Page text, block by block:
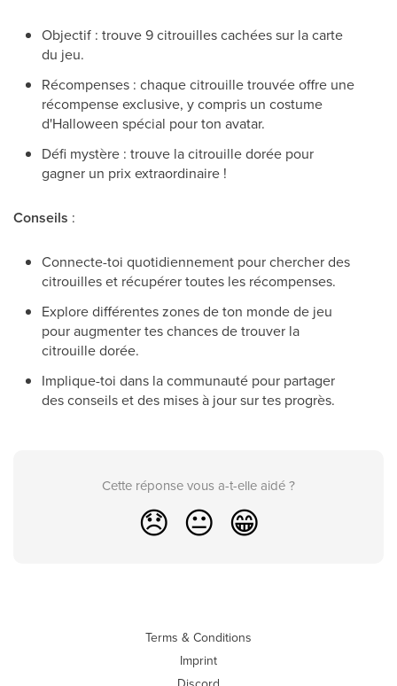
Objectif : trouve 9 citrouilles cachées sur la carte
du jeu.
Récompenses : chaque citrouille trouvée offre une
récompense exclusive, y compris un costume
d'Halloween spécial pour ton avatar.
Défi mystère : trouve la citrouille dorée pour
gagner un prix extraordinaire !
Conseils :
Connecte-toi quotidiennement pour chercher des
citrouilles et récupérer toutes les récompenses.
Explore différentes zones de ton monde de jeu
pour augmenter tes chances de trouver la
citrouille dorée.
Implique-toi dans la communauté pour partager
des conseils et des mises à jour sur tes progrès.
Cette réponse vous a-t-elle aidé ?
😞 😐 😁
Terms & Conditions
Imprint